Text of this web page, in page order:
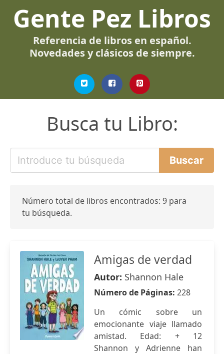
Gente Pez Libros
Referencia de libros en español.
Novedades y clásicos de siempre.
Busca tu Libro:
Número total de libros encontrados: 9 para
tu búsqueda.
Amigas de verdad
Autor: Shannon Hale
Número de Páginas: 228
Un cómic sobre un
emocionante viaje llamado
amistad. Edad: + 12
Shannon y Adrienne han